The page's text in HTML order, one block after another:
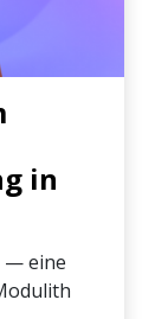
in
— eine